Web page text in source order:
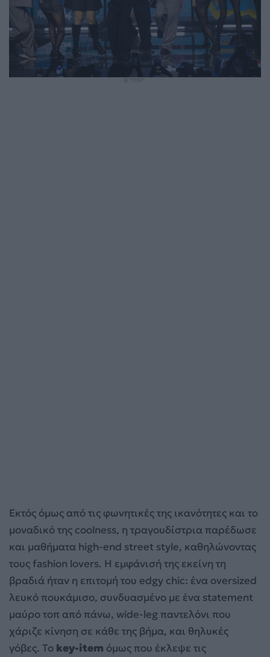
Εκτός όμως από τις φωνητικές της ικανότητες και το
μοναδικό της coolness, η τραγουδίστρια παρέδωσε
και μαθήματα high-end street style, καθηλώνοντας
τους fashion lovers. Η εμφάνισή της εκείνη τη
βραδιά ήταν η επιτομή του edgy chic: ένα oversized
λευκό πουκάμισο, συνδυασμένο με ένα statement
μαύρο τοπ από πάνω, wide-leg παντελόνι που
χάριζε κίνηση σε κάθε της βήμα, και θηλυκές
γόβες. Το key-item όμως που έκλεψε τις